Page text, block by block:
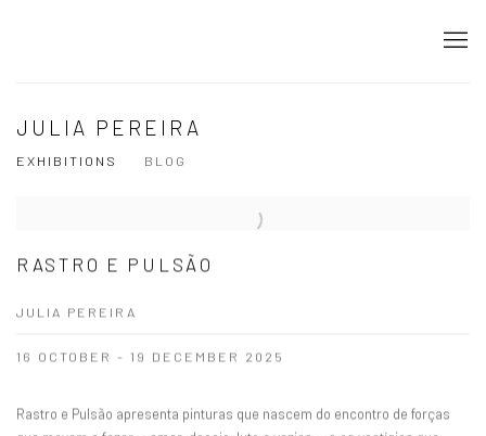
JULIA PEREIRA
EXHIBITIONS BLOG
RASTRO E PULSÃO
JULIA PEREIRA
16 OCTOBER - 19 DECEMBER 2025
Rastro e Pulsão apresenta pinturas que nascem do encontro de forças